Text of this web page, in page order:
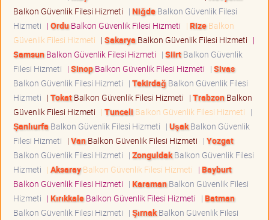
Balkon Güvenlik Filesi Hizmeti | NiğdeBalkon Güvenlik Filesi
Hizmeti | OrduBalkon Güvenlik Filesi Hizmeti | RizeBalkon
Güvenlik Filesi Hizmeti | Sakarya Balkon Güvenlik Filesi Hizmeti |
SamsunBalkon Güvenlik Filesi Hizmeti | SiirtBalkon Güvenlik
Filesi Hizmeti | SinopBalkon Güvenlik Filesi Hizmeti | Sivas
Balkon Güvenlik Filesi Hizmeti | Tekirdağ Balkon Güvenlik Filesi
Hizmeti | TokatBalkon Güvenlik Filesi Hizmeti | TrabzonBalkon
Güvenlik Filesi Hizmeti | Tunceli Balkon Güvenlik Filesi Hizmeti |
Şanlıurfa Balkon Güvenlik Filesi Hizmeti | UşakBalkon Güvenlik
Filesi Hizmeti | VanBalkon Güvenlik Filesi Hizmeti | Yozgat
Balkon Güvenlik Filesi Hizmeti | ZonguldakBalkon Güvenlik Filesi
Hizmeti | AksarayBalkon Güvenlik Filesi Hizmeti | Bayburt
Balkon Güvenlik Filesi Hizmeti | KaramanBalkon Güvenlik Filesi
Hizmeti | KırıkkaleBalkon Güvenlik Filesi Hizmeti | Batman
Balkon Güvenlik Filesi Hizmeti | ŞırnakBalkon Güvenlik Filesi